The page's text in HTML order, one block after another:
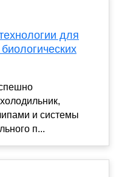
для
и системы
п...